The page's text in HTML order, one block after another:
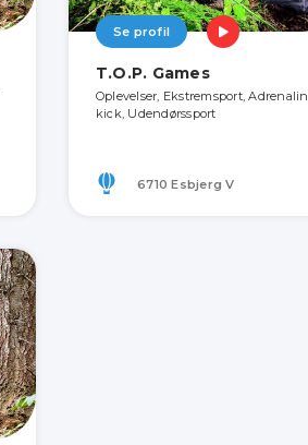
Se profil
T.O.P. Games
Oplevelser, Ekstremsport, Adrenalin
kick, Udendørssport
6710 Esbjerg V